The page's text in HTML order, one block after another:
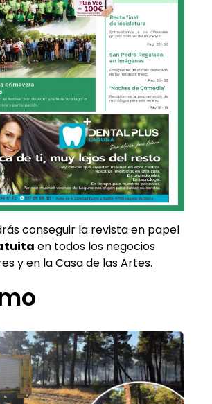
conseguir la revista en papel
en todos los negocios
y en la Casa de las Artes.